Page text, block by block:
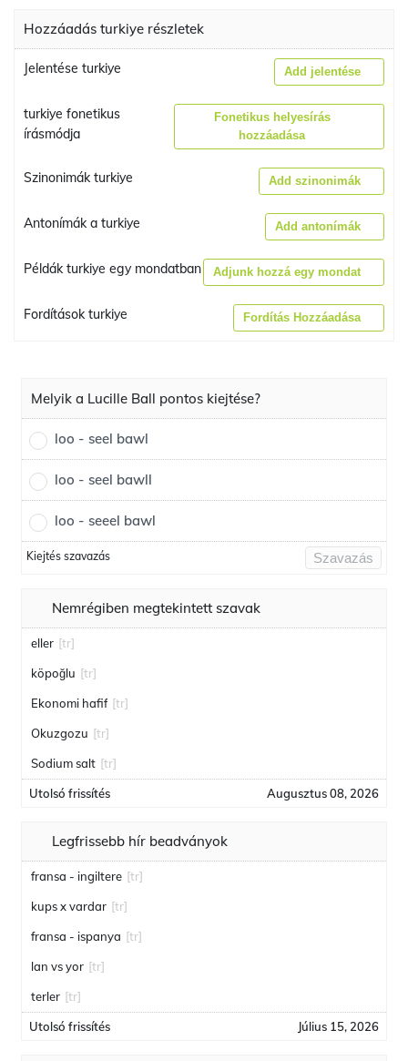
Hozzáadás turkiye részletek
Jelentése turkiye Add jelentése
turkiye fonetikus
írásmódja
Fonetikus helyesírás
hozzáadása
Szinonimák turkiye Add szinonimák
Antonímák a turkiye Add antonímák
Példák turkiye egy mondatban Adjunk hozzá egy mondat
Fordítások turkiye Fordítás Hozzáadása
Melyik a Lucille Ball pontos kiejtése?
loo - seel bawl
loo - seel bawll
loo - seeel bawl
Kiejtés szavazás Szavazás
Nemrégiben megtekintett szavak
eller [tr]
köpoğlu [tr]
Ekonomi hafif [tr]
Okuzgozu [tr]
Sodium salt [tr]
Utolsó frissítés Augusztus 08, 2026
Legfrissebb hír beadványok
fransa - ingiltere [tr]
kups x vardar [tr]
fransa - ispanya [tr]
lan vs yor [tr]
terler [tr]
Utolsó frissítés Július 15, 2026